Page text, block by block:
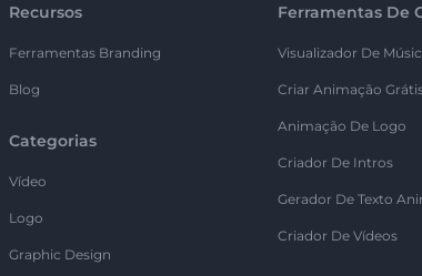
Recursos
Ferramentas Branding
Blog
Categorias
Vídeo
Logo
Graphic Design
Ferramentas De
Visualizador De
Criar Animação
Animação De Logo
Criador De Intros
Gerador De Texto
Criador De Vídeos